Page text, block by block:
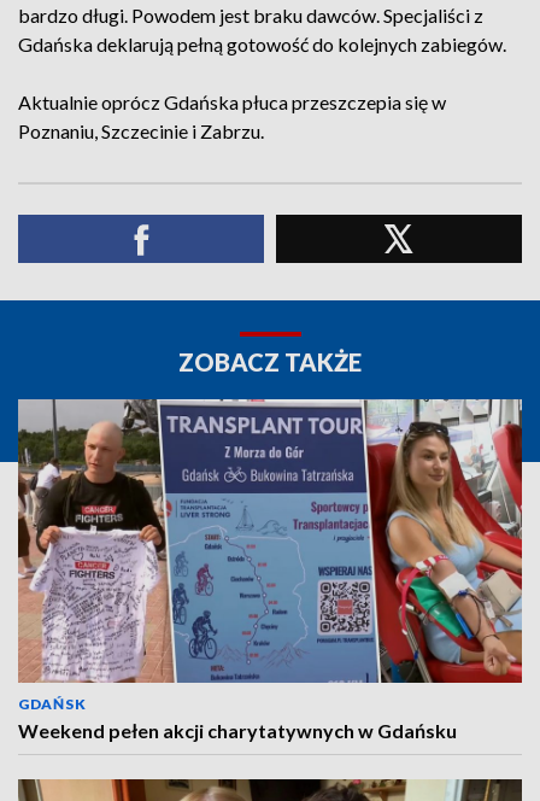
bardzo długi. Powodem jest braku dawców. Specjaliści z
Gdańska deklarują pełną gotowość do kolejnych zabiegów.
Aktualnie oprócz Gdańska płuca przeszczepia się w
Poznaniu, Szczecinie i Zabrzu.
ZOBACZ TAKŻE
GDAŃSK
Weekend pełen akcji charytatywnych w Gdańsku